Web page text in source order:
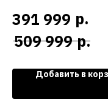
черный космос
391 999 р.
509 999 р.
Добавить в